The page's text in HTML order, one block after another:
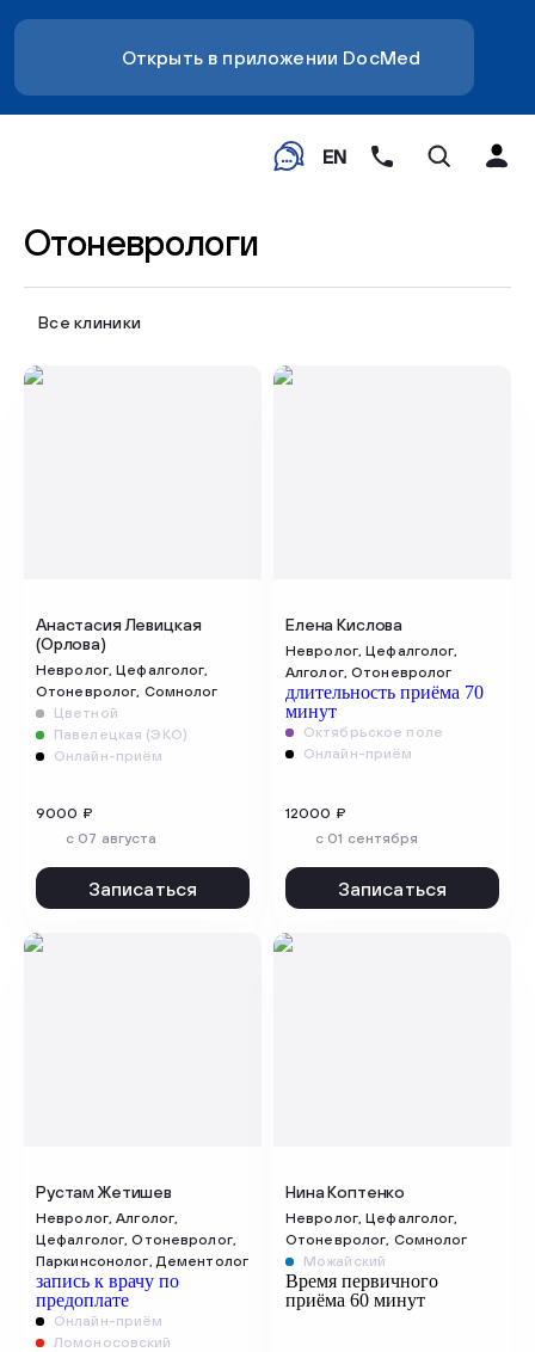
Открыть в приложении DocMed
EN
Отоневрологи
Все клиники
Анастасия Левицкая
(Орлова)
Невролог, Цефалголог,
Отоневролог, Сомнолог
Цветной
Павелецкая (ЭКО)
Онлайн-приём
9000 ₽
c 07 августа
Записаться
Елена Кислова
Невролог, Цефалголог,
Алголог, Отоневролог
длительность приёма 70
минут
Октябрьское поле
Онлайн-приём
12000 ₽
c 01 сентября
Записаться
Рустам Жетишев
Невролог, Алголог,
Цефалголог, Отоневролог,
Паркинсонолог, Дементолог
запись к врачу по
предоплате
Онлайн-приём
Ломоносовский
Нина Коптенко
Невролог, Цефалголог,
Отоневролог, Сомнолог
Можайский
Время первичного
приёма 60 минут